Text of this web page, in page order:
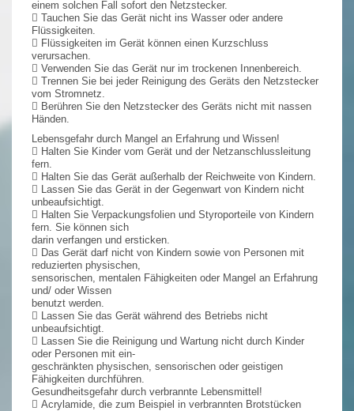
einem solchen Fall sofort den Netzstecker.
 Tauchen Sie das Gerät nicht ins Wasser oder andere
Flüssigkeiten.
 Flüssigkeiten im Gerät können einen Kurzschluss
verursachen.
 Verwenden Sie das Gerät nur im trockenen Innenbereich.
 Trennen Sie bei jeder Reinigung des Geräts den Netzstecker
vom Stromnetz.
 Berühren Sie den Netzstecker des Geräts nicht mit nassen
Händen.
Lebensgefahr durch Mangel an Erfahrung und Wissen!
 Halten Sie Kinder vom Gerät und der Netzanschlussleitung
fern.
 Halten Sie das Gerät außerhalb der Reichweite von Kindern.
 Lassen Sie das Gerät in der Gegenwart von Kindern nicht
unbeaufsichtigt.
 Halten Sie Verpackungsfolien und Styroporteile von Kindern
fern. Sie können sich
darin verfangen und ersticken.
 Das Gerät darf nicht von Kindern sowie von Personen mit
reduzierten physischen,
sensorischen, mentalen Fähigkeiten oder Mangel an Erfahrung
und/ oder Wissen
benutzt werden.
 Lassen Sie das Gerät während des Betriebs nicht
unbeaufsichtigt.
 Lassen Sie die Reinigung und Wartung nicht durch Kinder
oder Personen mit ein-
geschränkten physischen, sensorischen oder geistigen
Fähigkeiten durchführen.
Gesundheitsgefahr durch verbrannte Lebensmittel!
 Acrylamide, die zum Beispiel in verbrannten Brotstücken